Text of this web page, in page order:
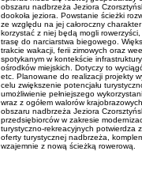
obszaru nadbrzeża Jeziora
dookoła jeziora. Powstanie ścieżki
ze względu na jej całoroczny
korzystać z niej będą mogli
trasę do narciarstwa biegowego.
trakcie wakacji, ferii zimowych oraz
spotykanym w kontekście
ośrodków miejskich. Dotyczy to
etc. Planowane do realizacji projekty
celu zwiększenie potencjału
umożliwienie pełniejszego
wraz z ogółem walorów
obszaru nadbrzeża Jeziora
przedsiębiorców w zakresie
turystyczno-rekreacyjnych potwierdza
oferty turystycznej nadbrzeża,
wzajemnie z nową ścieżką rowerową.